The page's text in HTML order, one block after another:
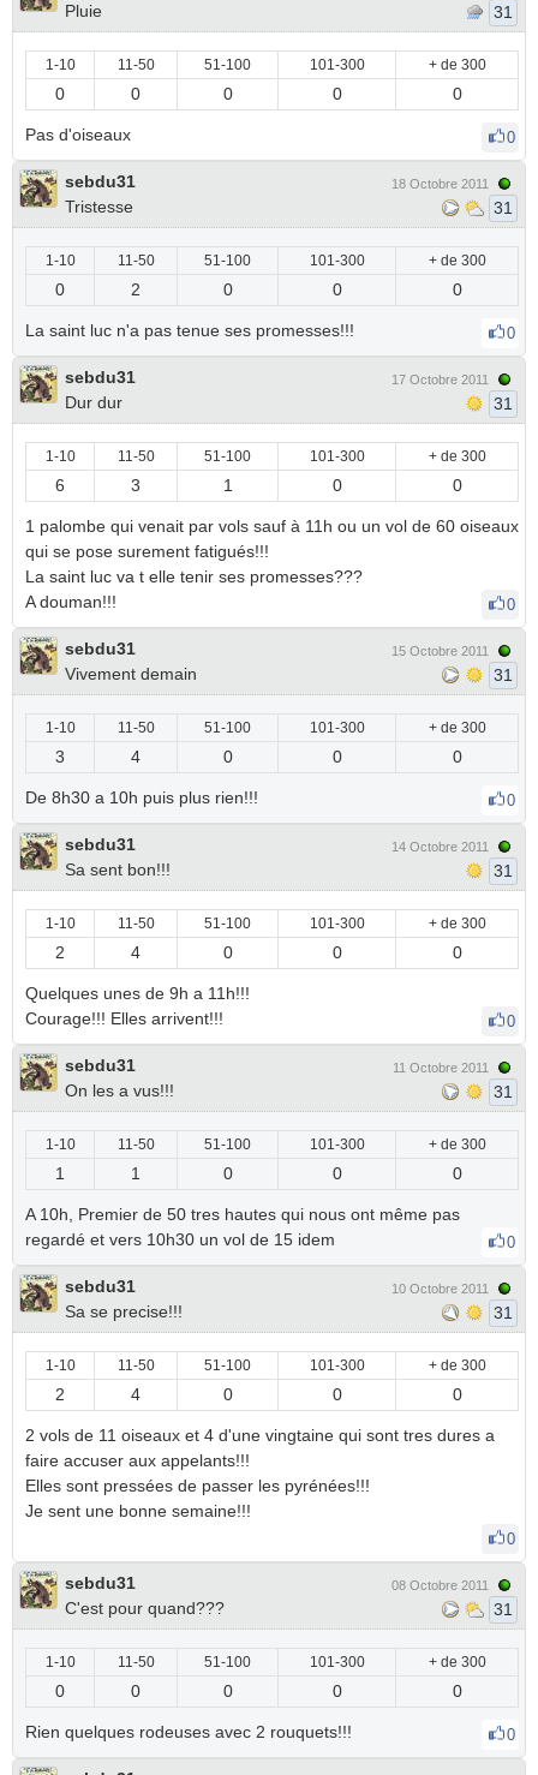
Pluie
31
1-10 11-50 51-100 101-300 + de 300
0 0 0 0 0
Pas d'oiseaux 0
sebdu31
Tristesse
18 Octobre 2011
31
1-10 11-50 51-100 101-300 + de 300
0 2 0 0 0
La saint luc n'a pas tenue ses promesses!!! 0
sebdu31
Dur dur
17 Octobre 2011
31
1-10 11-50 51-100 101-300 + de 300
6 3 1 0 0
1 palombe qui venait par vols sauf à 11h ou un vol de 60 oiseaux
qui se pose surement fatigués!!!
La saint luc va t elle tenir ses promesses???
A douman!!!
0
sebdu31
Vivement demain
15 Octobre 2011
31
1-10 11-50 51-100 101-300 + de 300
3 4 0 0 0
De 8h30 a 10h puis plus rien!!! 0
sebdu31
Sa sent bon!!!
14 Octobre 2011
31
1-10 11-50 51-100 101-300 + de 300
2 4 0 0 0
Quelques unes de 9h a 11h!!!
Courage!!! Elles arrivent!!!
0
sebdu31
On les a vus!!!
11 Octobre 2011
31
1-10 11-50 51-100 101-300 + de 300
1 1 0 0 0
A 10h, Premier de 50 tres hautes qui nous ont même pas
regardé et vers 10h30 un vol de 15 idem
0
sebdu31
Sa se precise!!!
10 Octobre 2011
31
1-10 11-50 51-100 101-300 + de 300
2 4 0 0 0
2 vols de 11 oiseaux et 4 d'une vingtaine qui sont tres dures a
faire accuser aux appelants!!!
Elles sont pressées de passer les pyrénées!!!
Je sent une bonne semaine!!!
0
sebdu31
C'est pour quand???
08 Octobre 2011
31
1-10 11-50 51-100 101-300 + de 300
0 0 0 0 0
Rien quelques rodeuses avec 2 rouquets!!! 0